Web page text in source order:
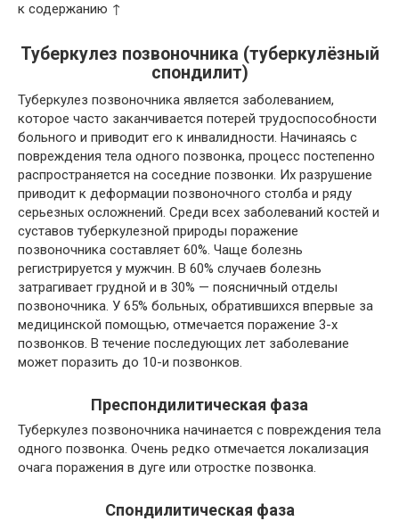
к содержанию ↑
Туберкулез позвоночника (туберкулёзный
спондилит)
Туберкулез позвоночника является заболеванием,
которое часто заканчивается потерей трудоспособности
больного и приводит его к инвалидности. Начинаясь с
повреждения тела одного позвонка, процесс постепенно
распространяется на соседние позвонки. Их разрушение
приводит к деформации позвоночного столба и ряду
серьезных осложнений. Среди всех заболеваний костей и
суставов туберкулезной природы поражение
позвоночника составляет 60%. Чаще болезнь
регистрируется у мужчин. В 60% случаев болезнь
затрагивает грудной и в 30% — поясничный отделы
позвоночника. У 65% больных, обратившихся впервые за
медицинской помощью, отмечается поражение 3-х
позвонков. В течение последующих лет заболевание
может поразить до 10-и позвонков.
Преспондилитическая фаза
Туберкулез позвоночника начинается с повреждения тела
одного позвонка. Очень редко отмечается локализация
очага поражения в дуге или отростке позвонка.
Спондилитическая фаза